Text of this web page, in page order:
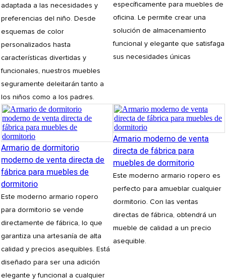
adaptada a las necesidades y
preferencias del niño. Desde
esquemas de color
personalizados hasta
características divertidas y
funcionales, nuestros muebles
seguramente deleitarán tanto a
los niños como a los padres.
específicamente para muebles de
oficina. Le permite crear una
solución de almacenamiento
funcional y elegante que satisfaga
sus necesidades únicas
Armario de dormitorio
moderno de venta directa de
fábrica para muebles de
dormitorio
Este moderno armario ropero
para dormitorio se vende
directamente de fábrica, lo que
garantiza una artesanía de alta
calidad y precios asequibles. Está
diseñado para ser una adición
elegante y funcional a cualquier
Armario moderno de venta
directa de fábrica para
muebles de dormitorio
Este moderno armario ropero es
perfecto para amueblar cualquier
dormitorio. Con las ventas
directas de fábrica, obtendrá un
mueble de calidad a un precio
asequible.